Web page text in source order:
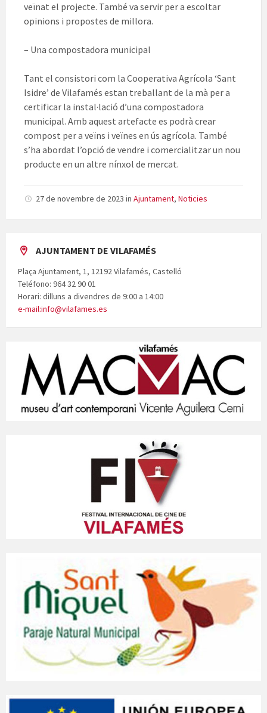
veïnat el projecte. També va servir per a escoltar
opinions i propostes de millora.
– Una compostadora municipal
Tant el consistori com la Cooperativa Agrícola ‘Sant
Isidre’ de Vilafamés estan treballant de la mà per a
certificar la instal·lació d’una compostadora
municipal. Amb aquest artefacte es podrà crear
compost per a veïns i veïnes en ús agrícola. També
s’ha abordat l’opció de vendre i comercialitzar un nou
producte en un altre nínxol de mercat.
27 de novembre de 2023 in Ajuntament, Noticies
AJUNTAMENT DE VILAFAMÉS
Plaça Ajuntament, 1, 12192 Vilafamés, Castelló
Teléfono: 964 32 90 01
Horari: dilluns a divendres de 9:00 a 14:00
e-mail:info@vilafames.es